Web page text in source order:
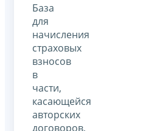
База
для
начисления
страховых
взносов
в
части,
касающейся
авторских
договоров,